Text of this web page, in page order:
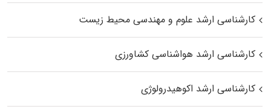
کارشناسی ارشد علوم و مهندسی محیط زیست
کارشناسی ارشد هواشناسی کشاورزی
کارشناسی ارشد اکوهیدرولوژی